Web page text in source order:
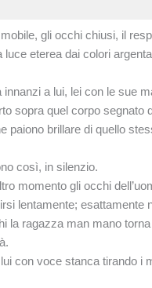
gli occhi chiusi, il
luce eterea dai colori
innanzi a lui, lei con le sue
sopra quel corpo segnato
paiono brillare di quello
così, in silenzio.
momento gli occhi
lentamente; esattamente
la ragazza man mano
con voce stanca tirando i